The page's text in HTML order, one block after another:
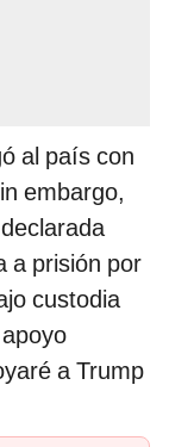
al país con
embargo,
a prisión por
custodia
a Trump